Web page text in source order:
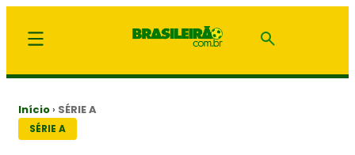
Início › SÉRIE A
SÉRIE A